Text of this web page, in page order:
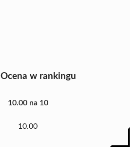
Ocena w rankingu
10.00 na 10
10.00